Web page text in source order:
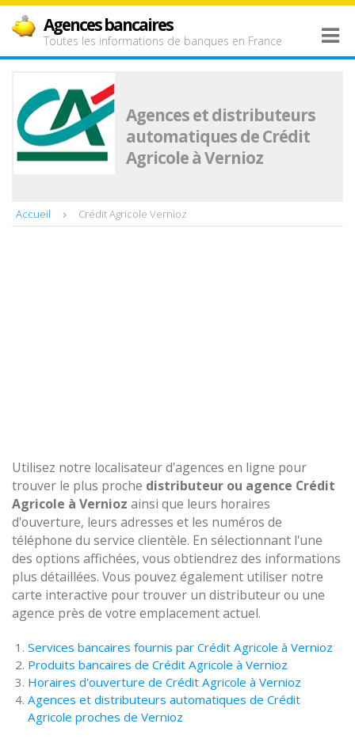
Agences bancaires
Toutes les informations de banques en France
Agences et distributeurs
automatiques de Crédit
Agricole à Vernioz
Accueil Crédit Agricole Vernioz
Utilisez notre localisateur d'agences en ligne pour
trouver le plus proche distributeur ou agence Crédit
Agricole à Vernioz ainsi que leurs horaires
d'ouverture, leurs adresses et les numéros de
téléphone du service clientèle. En sélectionnant l'une
des options affichées, vous obtiendrez des informations
plus détaillées. Vous pouvez également utiliser notre
carte interactive pour trouver un distributeur ou une
agence près de votre emplacement actuel.
Services bancaires fournis par Crédit Agricole à Vernioz
Produits bancaires de Crédit Agricole à Vernioz
Horaires d'ouverture de Crédit Agricole à Vernioz
Agences et distributeurs automatiques de Crédit
Agricole proches de Vernioz